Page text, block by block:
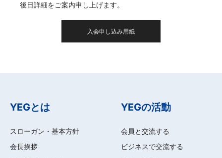
後日詳細をご案内申し上げます。
入会申し込み用紙
YEGとは
スローガン・基本方針
会長挨拶
YEGの活動
会員と交流する
ビジネスで交流する